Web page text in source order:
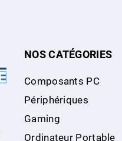
NOS CATÉGORIES
Composants PC
Périphériques
Gaming
Ordinateur Portable